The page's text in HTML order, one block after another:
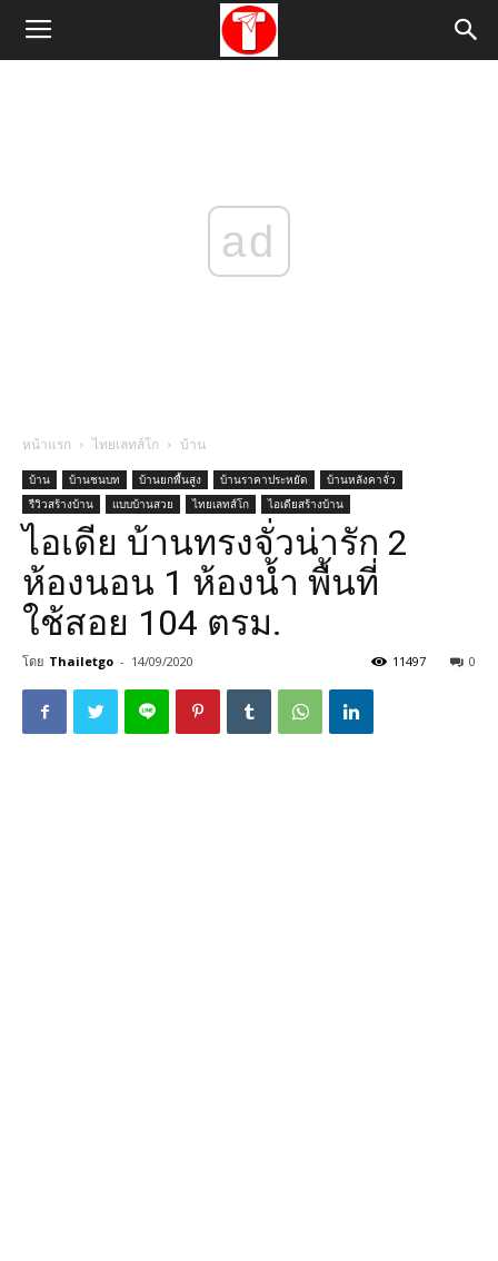
ad
หน้าแรก ไทยเลทส์โก บ้าน
บ้าน บ้านชนบท บ้านยกพื้นสูง บ้านราคาประหยัด
บ้านหลังคาจั่ว
รีวิวสร้างบ้าน
แบบบ้านสวย ไทยเลทส์โก ไอเดียสร้างบ้าน
ไอเดีย บ้านทรงจั่วน่ารัก 2
ห้องนอน 1 ห้องน้ำ พื้นที่
ใช้สอย 104 ตรม.
โดย Thailetgo - 14/09/2020 0
11497